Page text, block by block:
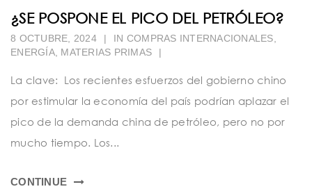
¿SE POSPONE EL PICO DEL PETRÓLEO?
8 OCTUBRE, 2024 | IN COMPRAS INTERNACIONALES,
ENERGÍA, MATERIAS PRIMAS |
La clave: Los recientes esfuerzos del gobierno chino
por estimular la economía del país podrían aplazar el
pico de la demanda china de petróleo, pero no por
mucho tiempo. Los...
CONTINUE